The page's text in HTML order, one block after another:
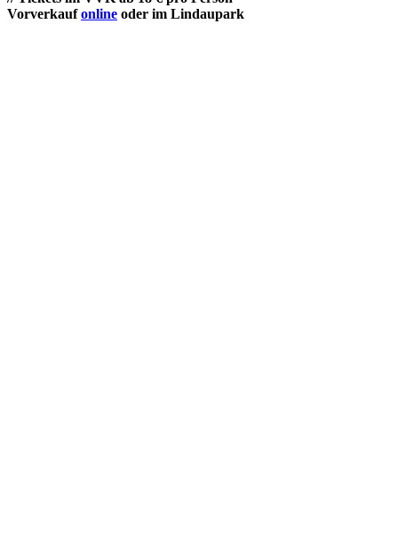
Vorverkaufonline oder im Lindaupark